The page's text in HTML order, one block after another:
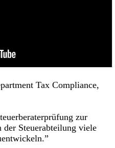
Tax Compliance,
zur
Steuerabteilung viele